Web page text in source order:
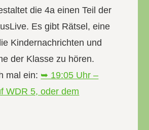
die 4a einen Teil der
Es gibt Rätsel, eine
Kindernachrichten und
der Klasse zu hören.
mal ein: ➥ 19:05 Uhr –
WDR 5, oder dem